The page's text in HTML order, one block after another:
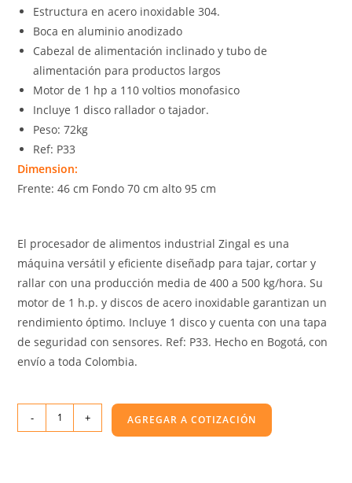
Estructura en acero inoxidable 304.
Boca en aluminio anodizado
Cabezal de alimentación inclinado y tubo de
alimentación para productos largos
Motor de 1 hp a 110 voltios monofasico
Incluye 1 disco rallador o tajador.
Peso: 72kg
Ref: P33
Dimension:
Frente: 46 cm Fondo 70 cm alto 95 cm
El procesador de alimentos industrial Zingal es una
máquina versátil y eficiente diseñadp para tajar, cortar y
rallar con una producción media de 400 a 500 kg/hora. Su
motor de 1 h.p. y discos de acero inoxidable garantizan un
rendimiento óptimo. Incluye 1 disco y cuenta con una tapa
de seguridad con sensores. Ref: P33. Hecho en Bogotá, con
envío a toda Colombia.
- + AGREGAR A COTIZACIÓN